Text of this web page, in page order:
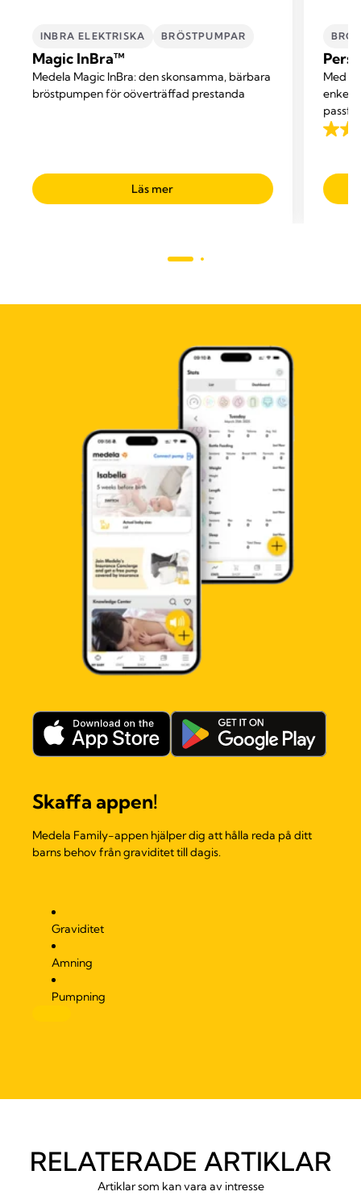
INBRA ELEKTRISKA BRÖSTPUMPAR
Magic InBra™
Medela Magic InBra: den skonsamma, bärbara
bröstpumpen för oöverträffad prestanda
Läs mer
Med
enkelt
mest
4.2
5
Skaffa appen!
Medela Family-appen hjälper dig att hålla reda på ditt
barns behov från graviditet till dagis.
Graviditet
Amning
Pumpning
RELATERADE ARTIKLAR
Artiklar som kan vara av intresse